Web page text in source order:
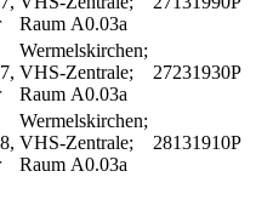
Raum A0.03a
Wermelskirchen;
VHS-Zentrale;
Raum A0.03a
27231930P
Wermelskirchen;
VHS-Zentrale;
Raum A0.03a
28131910P